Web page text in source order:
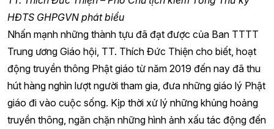
HĐTS GHPGVN phát biểu
Nhấn mạnh những thành tựu đã đạt được của Ban TTTT
Trung ương Giáo hội, TT. Thích Đức Thiện cho biết, hoạt
động truyền thông Phật giáo từ năm 2019 đến nay đã thu
hút hàng nghìn lượt người tham gia, đưa những giáo lý Phật
giáo đi vào cuộc sống. Kịp thời xử lý những khủng hoảng
truyền thông, ngăn chặn những hình ảnh xấu tác động đến